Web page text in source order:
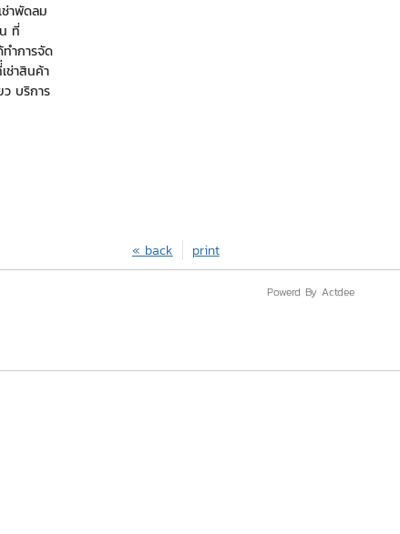
าพัดลม
ที่
ำการจัด
ช่าสินค้า
บริการ
print
« back
Powerd By Actdee